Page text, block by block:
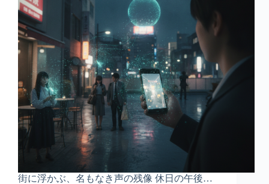
街に浮かぶ、名もなき声の残像 休日の午後…